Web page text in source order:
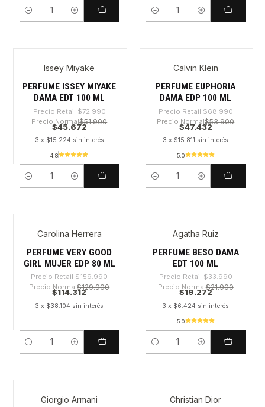
Cantidad Cantidad
-37%Issey Miyake
PERFUME ISSEY MIYAKE
DAMA EDT 100 ML
Precio Retail $72.990
Precio Normal$51.900
$45.672
3 x $15.224 sin interés
4.8
Cantidad
Calvin Klein
PERFUME EUPHORIA
DAMA EDP 100 ML
Precio Retail $68.990
Precio Normal$53.900
$47.432
3 x $15.811 sin interés
5.0
Cantidad
-28%
Carolina Herrera
PERFUME VERY GOOD
GIRL MUJER EDP 80 ML
Precio Retail $159.990
Precio Normal$129.900
$114.312
3 x $38.104 sin interés
Cantidad
-43%Agatha Ruiz
PERFUME BESO DAMA
EDT 100 ML
Precio Retail $33.990
Precio Normal$21.900
$19.272
3 x $6.424 sin interés
5.0
Cantidad
-29%Giorgio Armani Christian Dior